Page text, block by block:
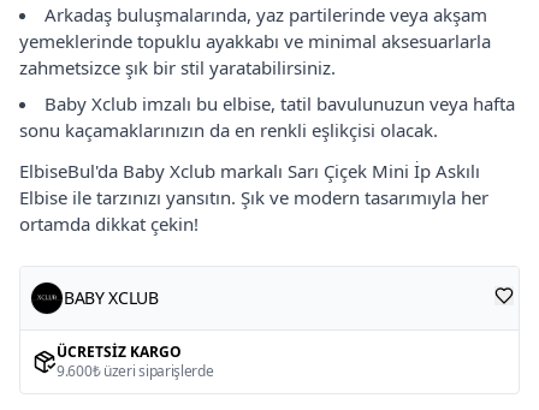
Arkadaş buluşmalarında, yaz partilerinde veya akşam
yemeklerinde topuklu ayakkabı ve minimal aksesuarlarla
zahmetsizce şık bir stil yaratabilirsiniz.
Baby Xclub imzalı bu elbise, tatil bavulunuzun veya hafta
sonu kaçamaklarınızın da en renkli eşlikçisi olacak.
ElbiseBul'da Baby Xclub markalı Sarı Çiçek Mini İp Askılı
Elbise ile tarzınızı yansıtın. Şık ve modern tasarımıyla her
ortamda dikkat çekin!
BABY XCLUB
ÜCRETSIZ KARGO
9.600₺ üzeri siparişlerde